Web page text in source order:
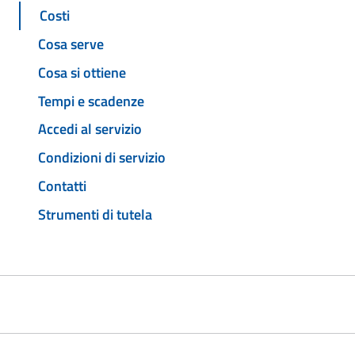
Costi
Cosa serve
Cosa si ottiene
Tempi e scadenze
Accedi al servizio
Condizioni di servizio
Contatti
Strumenti di tutela